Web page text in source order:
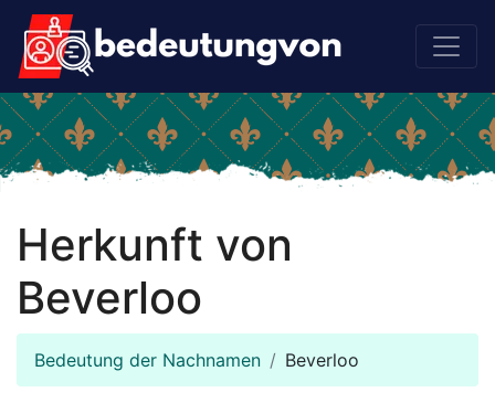
Herkunft von
Beverloo
Bedeutung der Nachnamen Beverloo